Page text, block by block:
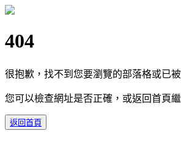
404
很抱歉，找不到您要瀏覽的部落格或已
您可以檢查網址是否正確，或返回首頁
返回首頁